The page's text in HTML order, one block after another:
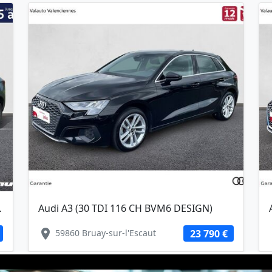
LIFE) Audi A3 (30 TDI 116 CH BVM6 DESIGN)
location_on 59860 Bruay-sur-l'Escaut 23 790 €